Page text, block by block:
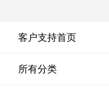
客户支持首页
所有分类